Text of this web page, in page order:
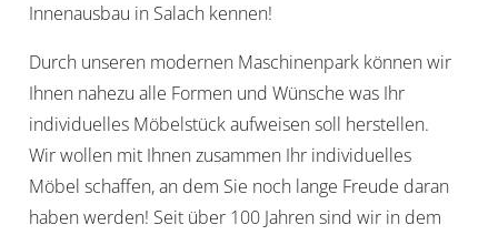
Innenausbau in Salach kennen!
Durch unseren modernen Maschinenpark können wir
Ihnen nahezu alle Formen und Wünsche was Ihr
individuelles Möbelstück aufweisen soll herstellen.
Wir wollen mit Ihnen zusammen Ihr individuelles
Möbel schaffen, an dem Sie noch lange Freude daran
haben werden! Seit über 100 Jahren sind wir in dem